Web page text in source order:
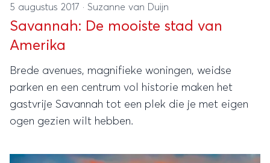
5 augustus 2017 · Suzanne van Duijn
Savannah: De mooiste stad van
Amerika
Brede avenues, magnifieke woningen, weidse
parken en een centrum vol historie maken het
gastvrije Savannah tot een plek die je met eigen
ogen gezien wilt hebben.